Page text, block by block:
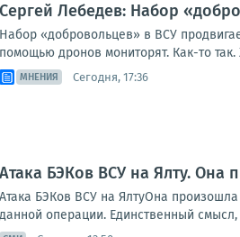
Сергей Лебедев: Набор
Набор «добровольцев» в ВСУ
помощью дронов мониторят. Как-то
МНЕНИЯ Сегодня, 17:36
Атака БЭКов ВСУ на Ялту. Она
Атака БЭКов ВСУ на ЯлтуОна
данной операции. Единственный